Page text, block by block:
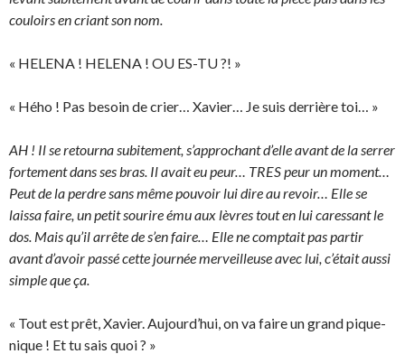
couloirs en criant son nom.
« HELENA ! HELENA ! OU ES-TU ?! »
« Hého ! Pas besoin de crier… Xavier… Je suis derrière toi… »
AH ! Il se retourna subitement, s’approchant d’elle avant de la serrer
fortement dans ses bras. Il avait eu peur… TRES peur un moment…
Peut de la perdre sans même pouvoir lui dire au revoir… Elle se
laissa faire, un petit sourire ému aux lèvres tout en lui caressant le
dos. Mais qu’il arrête de s’en faire… Elle ne comptait pas partir
avant d’avoir passé cette journée merveilleuse avec lui, c’était aussi
simple que ça.
« Tout est prêt, Xavier. Aujourd’hui, on va faire un grand pique-
nique ! Et tu sais quoi ? »